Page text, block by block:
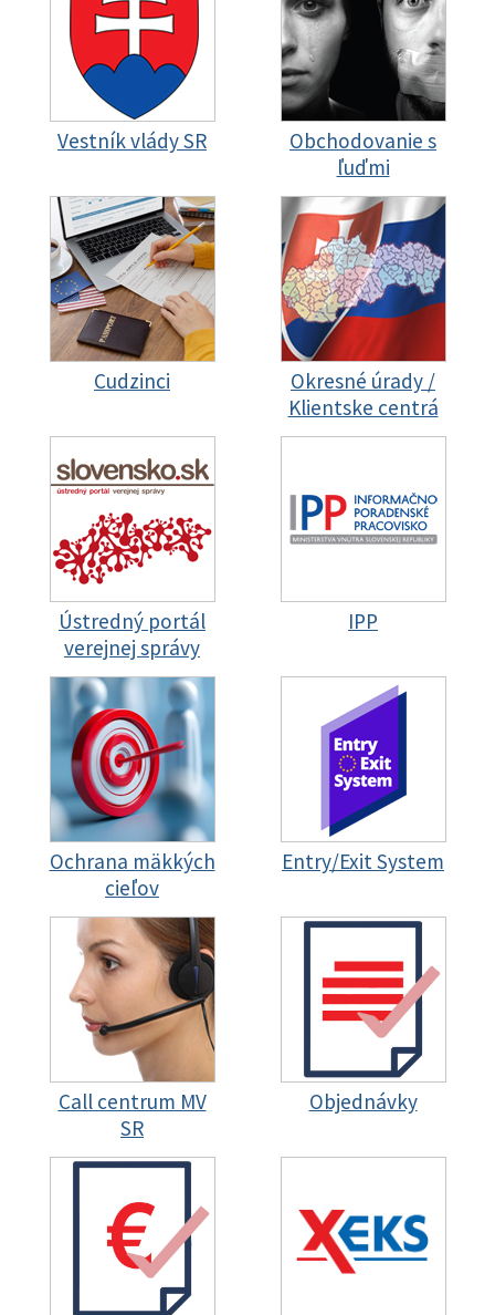
Vestník vlády SR
Obchodovanie s
ľuďmi
Cudzinci
Okresné úrady /
Klientske centrá
Ústredný portál
verejnej správy
IPP
Ochrana mäkkých
cieľov
Entry/Exit System
Call centrum MV
SR
Objednávky